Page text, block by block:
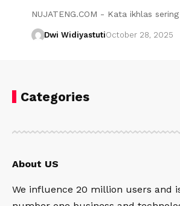
NUJATENG.COM - Kata ikhlas
Dwi WidiyastutiOctober 28, 2025
Categories
About US
We influence 20 million users and